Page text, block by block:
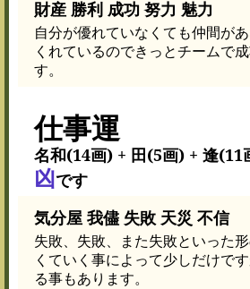
財産 勝利 成功 努力 魅力
自分が優れていなくても仲間が
くれているのできっとチームで
す。
仕事運
名和(14画) + 田(5画) + 逢(11
凶です
気分屋 我儘 失敗 天災 不信
失敗、失敗、また失敗といった
くていく事によって少しだけで
る事もあります。